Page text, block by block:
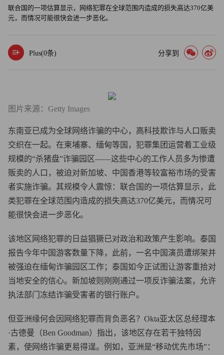
联合国的一项估算显示，网络犯罪在全球范围内造成的损失高达370亿美
元，而情况可能很快会进一步恶化。
Plus(0条) 分享到
图片来源：Getty Images
东南亚已成为全球网络诈骗的中心，高科技欺诈与人口贩卖
交织在一起。在柬埔寨、缅甸等国，犯罪集团运营着工业级
规模的“杀猪盘”诈骗园区——这些中心的工作人员多为惨遭
贩卖的人口，被迫对新加坡、中国香港等较富裕市场的受害
者实施诈骗。其规模令人震惊：联合国的一项估算显示，此
类犯罪在全球范围内造成的损失高达370亿美元，而情况可
能很快会进一步恶化。
该地区网络犯罪的日益猖獗已对政治和政策产生影响。泰国
报告今年中国游客数量下降，此前，一名中国演员遭绑架并
被强迫在缅甸诈骗园区工作；泰国如今正试图让游客重拾对
当地安全的信心。新加坡则刚刚通过一项反诈骗法案，允许
执法部门冻结诈骗受害者的银行账户。
但亚洲缘何会因网络犯罪而背负恶名？Okta亚太区总经理本
·古德曼（Ben Goodman）指出，该地区存在若干独特因
素，使网络诈骗更易得逞。例如，亚洲是“移动优先市场”：